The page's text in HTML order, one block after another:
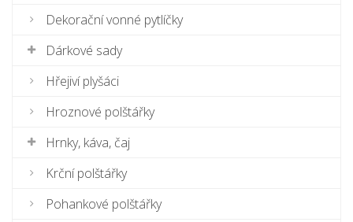
Dekorační vonné pytlíčky
Dárkové sady
Hřejiví plyšáci
Hroznové polštářky
Hrnky, káva, čaj
Krční polštářky
Pohankové polštářky